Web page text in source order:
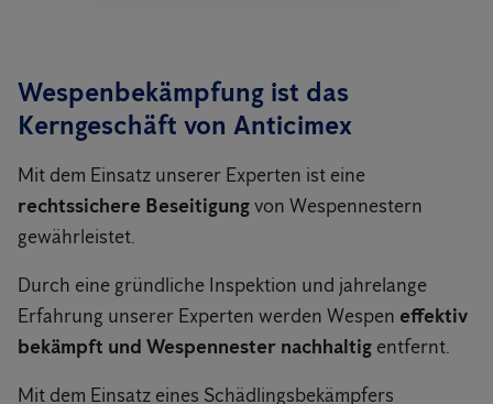
Wespenbekämpfung ist das
Kerngeschäft von Anticimex
Mit dem Einsatz unserer Experten ist eine
rechtssichere Beseitigungvon Wespennestern
gewährleistet.
Durch eine gründliche Inspektion und jahrelange
Erfahrung unserer Experten werden Wespen effektiv
bekämpft und Wespennester nachhaltig entfernt.
Mit dem Einsatz eines Schädlingsbekämpfers